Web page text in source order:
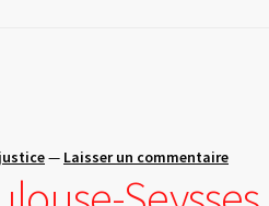
— Laisser un commentaire